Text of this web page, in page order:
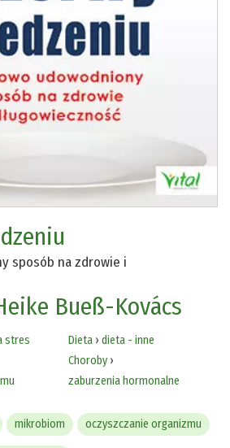
sposób na zdrowie i
Bueß-Kovács
stres
Dieta› dieta - inne
Choroby›
zaburzenia hormonalne
mikrobiom oczyszczanie organizmu